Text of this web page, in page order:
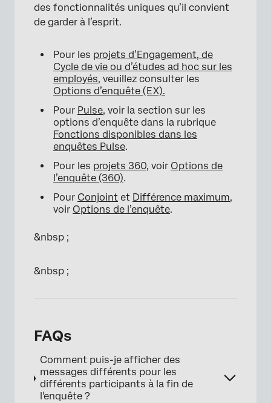
×
des fonctionnalités uniques qu’il convient
de garder à l’esprit.
Pour les projets d’Engagement, de
Cycle de vie ou d’études ad hoc sur les
employés, veuillez consulter les
Options d’enquête (EX).
Pour Pulse, voir la section sur les
options d’enquête dans la rubrique
Fonctions disponibles dans les
enquêtes Pulse.
Pour les projets 360, voir Options de
l’enquête (360).
Pour Conjoint et Différence maximum,
voir Options de l’enquête.
&nbsp ;
&nbsp ;
FAQs
Comment puis-je afficher des
messages différents pour les
différents participants à la fin de
l'enquête ?